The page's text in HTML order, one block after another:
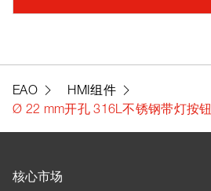
EAO
HMI组件
Ø 22 mm开孔 316L不锈钢带灯按钮
核心市场